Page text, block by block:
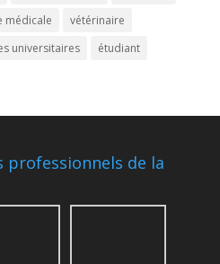
médicale
vétérinaire
universitaires étudiant
de la